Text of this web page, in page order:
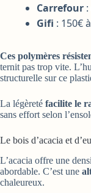
Carrefour
Gifi : 150€
Ces polymères
ternit pas trop vite.
structurelle sur ce
La légèreté facilite le
sans effort selon
Le bois d’acacia et
L’acacia offre une
abordable. C’est une
chaleureux.